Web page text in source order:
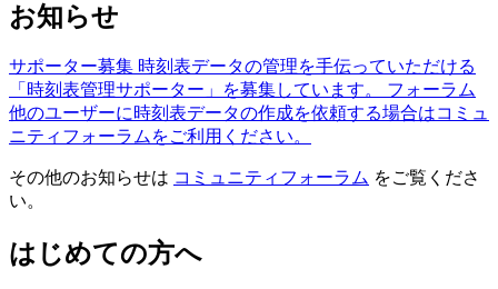
お知らせ
サポーター募集 時刻表データの管理を手伝っていただける
「時刻表管理サポーター」を募集しています。
フォーラム
他のユーザーに時刻表データの作成を依頼する場合はコミュ
ニティフォーラムをご利用ください。
その他のお知らせは コミュニティフォーラム をご覧くださ
い。
はじめての方へ